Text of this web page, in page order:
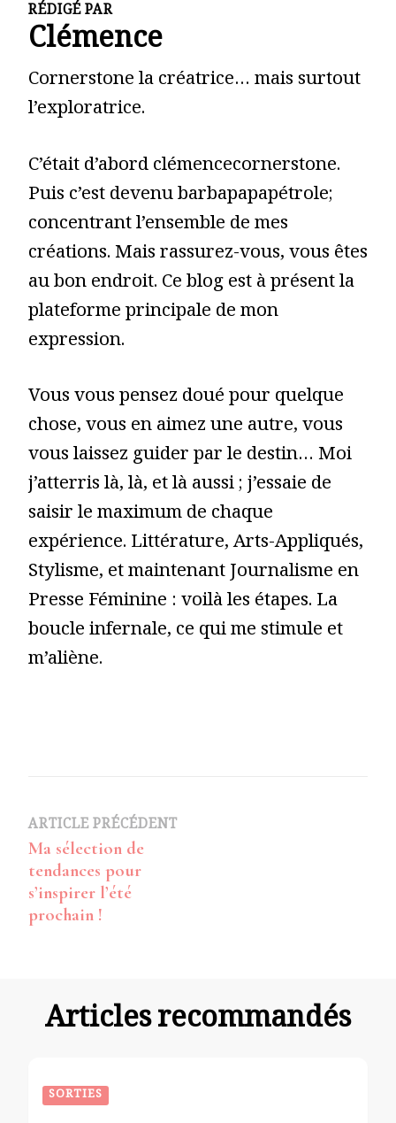
RÉDIGÉ PAR
Clémence
Cornerstone la créatrice… mais surtout
l’exploratrice.
C’était d’abord clémencecornerstone.
Puis c’est devenu barbapapapétrole;
concentrant l’ensemble de mes
créations. Mais rassurez-vous, vous êtes
au bon endroit. Ce blog est à présent la
plateforme principale de mon
expression.
Vous vous pensez doué pour quelque
chose, vous en aimez une autre, vous
vous laissez guider par le destin… Moi
j’atterris là, là, et là aussi ; j’essaie de
saisir le maximum de chaque
expérience. Littérature, Arts-Appliqués,
Stylisme, et maintenant Journalisme en
Presse Féminine : voilà les étapes. La
boucle infernale, ce qui me stimule et
m’aliène.
Navigation
d’article
ARTICLE PRÉCÉDENT
Ma sélection de
tendances pour
s’inspirer l’été
prochain !
Articles recommandés
SORTIES